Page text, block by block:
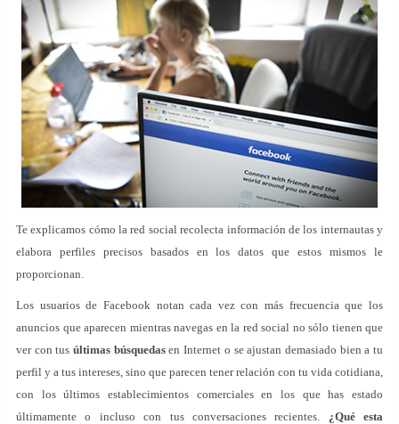
Te explicamos cómo la red social recolecta información de los internautas y
elabora perfiles precisos basados en los datos que estos mismos le
proporcionan.
Los usuarios de Facebook notan cada vez con más frecuencia que los
anuncios que aparecen mientras navegas en la red social no sólo tienen que
ver con tus últimas búsquedasen Internet o se ajustan demasiado bien a tu
perfil y a tus intereses, sino que parecen tener relación con tu vida cotidiana,
con los últimos establecimientos comerciales en los que has estado
últimamente o incluso con tus conversaciones recientes. ¿Qué esta